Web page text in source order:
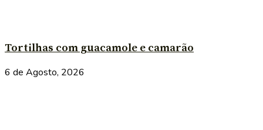
Tortilhas com guacamole e camarão
6 de Agosto, 2026